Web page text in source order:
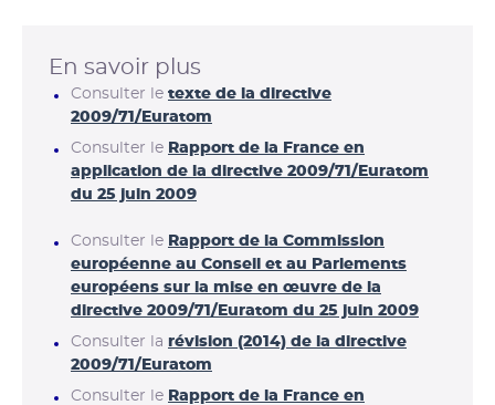
En savoir plus
Consulter le texte de la directive
2009/71/Euratom
Consulter le Rapport de la France en
application de la directive 2009/71/Euratom
du 25 juin 2009
Consulter le Rapport de la Commission
européenne au Conseil et au Parlements
européens sur la mise en œuvre de la
directive 2009/71/Euratom du 25 juin 2009
Consulter la révision (2014) de la directive
2009/71/Euratom
Consulter le Rapport de la France en